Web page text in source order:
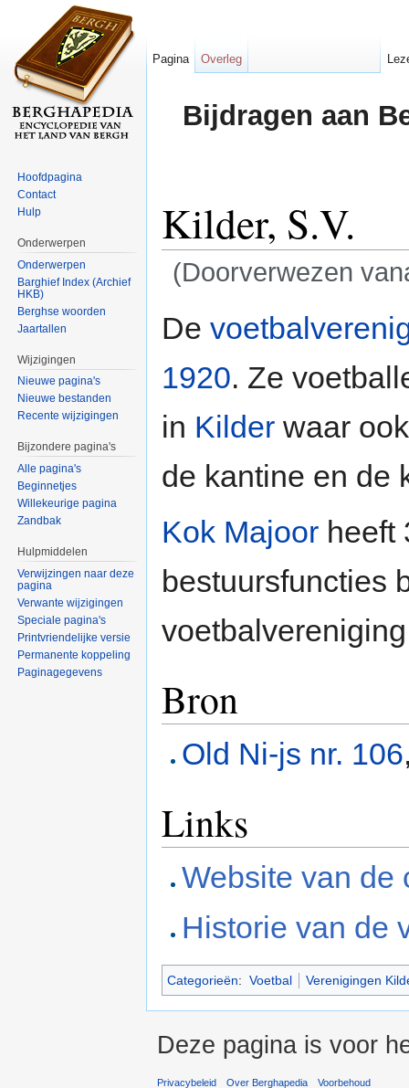
Bijdragen aan
Kilder, S.V.
(Doorverwezen
De
1920. Ze
in Kilder waar
de kantine en de
Kok Majoor heeft
bestuursfuncties
Bron
Old Ni-js nr. 106
Links
Website van de
Historie van de
Categorieën: Voetbal Verenigingen
Pagina Overleg
Hoofdpagina
Contact
Hulp
Onderwerpen
Onderwerpen
Barghief Index (Archief
HKB)
Berghse woorden
Jaartallen
Wijzigingen
Nieuwe pagina's
Nieuwe bestanden
Recente wijzigingen
Bijzondere pagina's
Alle pagina's
Beginnetjes
Willekeurige pagina
Zandbak
Hulpmiddelen
Verwijzingen naar deze
pagina
Verwante wijzigingen
Speciale pagina's
Printvriendelijke versie
Permanente koppeling
Paginagegevens
Deze pagina is voor
Privacybeleid Over Berghapedia Voorbehoud